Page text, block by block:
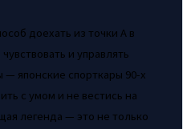
доехать из точки А в
и управлять
японские спорткары 90-х
с умом и не вестись на
легенда — это не только